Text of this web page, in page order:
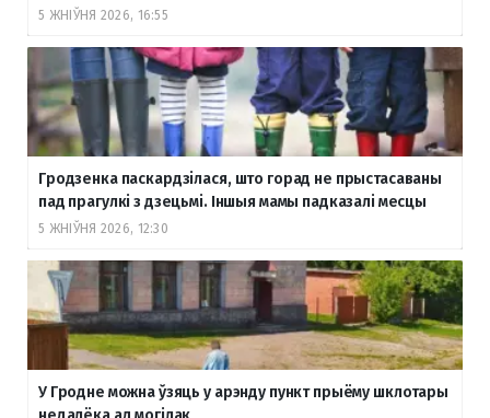
5 ЖНІЎНЯ 2026, 16:55
Гродзенка паскардзілася, што горад не прыстасаваны
пад прагулкі з дзецьмі. Іншыя мамы падказалі месцы
5 ЖНІЎНЯ 2026, 12:30
У Гродне можна ўзяць у арэнду пункт прыёму шклотары